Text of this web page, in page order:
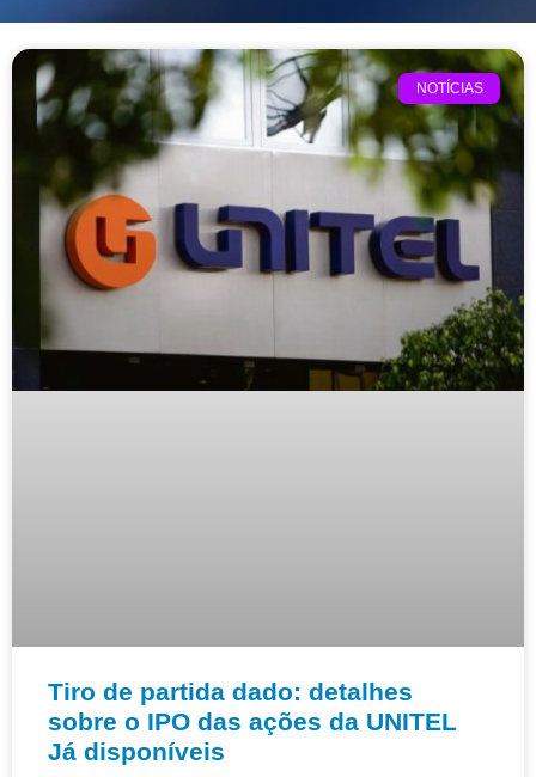
NOTÍCIAS
Tiro de partida dado: detalhes
sobre o IPO das ações da UNITEL
Já disponíveis